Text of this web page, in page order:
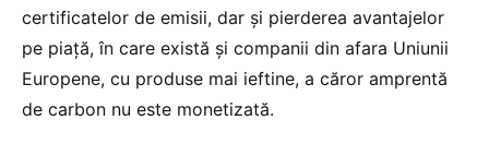
certificatelor de emisii, dar și pierderea avantajelor
pe piață, în care există și companii din afara Uniunii
Europene, cu produse mai ieftine, a căror amprentă
de carbon nu este monetizată.